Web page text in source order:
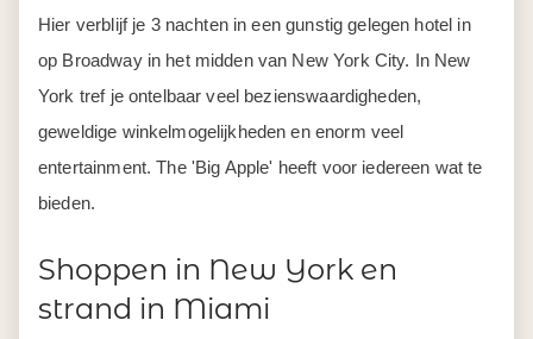
Hier verblijf je 3 nachten in een gunstig gelegen hotel in
op Broadway in het midden van New York City. In New
York tref je ontelbaar veel bezienswaardigheden,
geweldige winkelmogelijkheden en enorm veel
entertainment. The 'Big Apple' heeft voor iedereen wat te
bieden.
Shoppen in New York en
strand in Miami